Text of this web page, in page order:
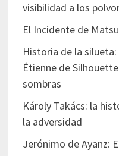
visibilidad a los
El Incidente de
Historia de la
Étienne de
sombras
Károly Takács: la
la adversidad
Jerónimo de Ayanz: